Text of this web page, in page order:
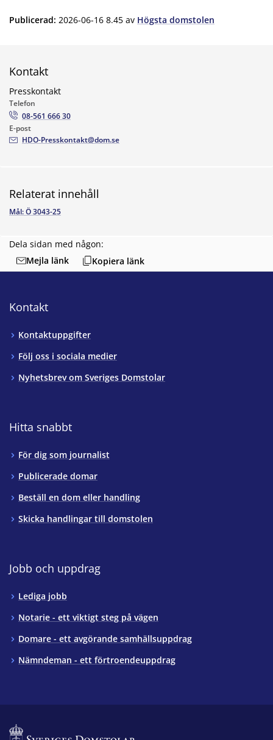
Publicerad: 2026-06-16 8.45 av Högsta domstolen
Dela sidan med någon:
Mejla länk
Kopiera länk
Kontakt
Presskontakt
Telefon
08-561 666 30
E-post
HDO-Presskontakt@dom.se
Relaterat innehåll
Mål: Ö 3043-25
Kontakt
Kontaktuppgifter
Följ oss i sociala medier
Nyhetsbrev om Sveriges Domstolar
Hitta snabbt
För dig som journalist
Publicerade domar
Beställ en dom eller handling
Skicka handlingar till domstolen
Jobb och uppdrag
Lediga jobb
Notarie - ett viktigt steg på vägen
Domare - ett avgörande samhällsuppdrag
Nämndeman - ett förtroendeuppdrag